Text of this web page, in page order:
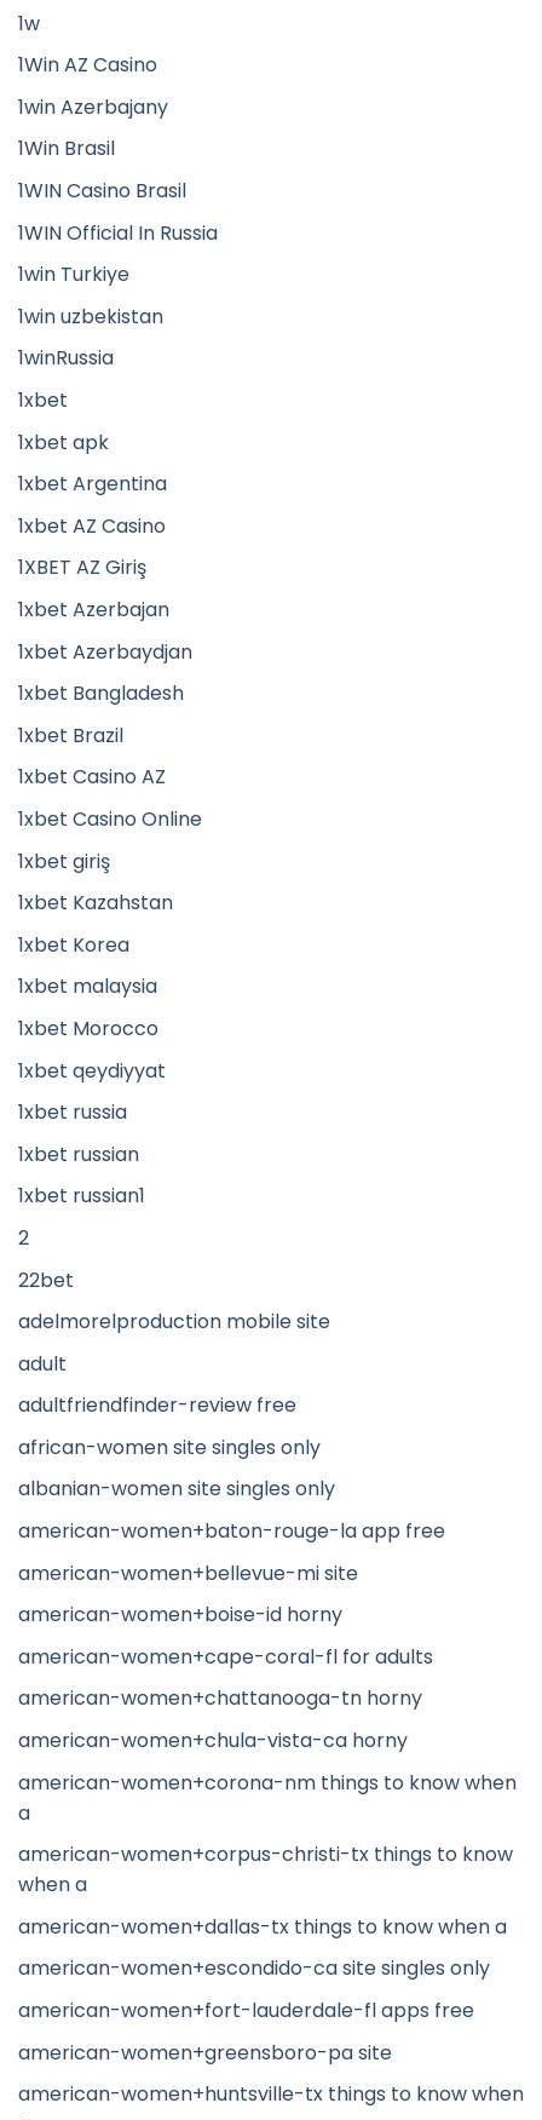
1w
1Win AZ Casino
1win Azerbajany
1Win Brasil
1WIN Casino Brasil
1WIN Official In Russia
1win Turkiye
1win uzbekistan
1winRussia
1xbet
1xbet apk
1xbet Argentina
1xbet AZ Casino
1XBET AZ Giriş
1xbet Azerbajan
1xbet Azerbaydjan
1xbet Bangladesh
1xbet Brazil
1xbet Casino AZ
1xbet Casino Online
1xbet giriş
1xbet Kazahstan
1xbet Korea
1xbet malaysia
1xbet Morocco
1xbet qeydiyyat
1xbet russia
1xbet russian
1xbet russian1
2
22bet
adelmorelproduction mobile site
adult
adultfriendfinder-review free
african-women site singles only
albanian-women site singles only
american-women+baton-rouge-la app free
american-women+bellevue-mi site
american-women+boise-id horny
american-women+cape-coral-fl for adults
american-women+chattanooga-tn horny
american-women+chula-vista-ca horny
american-women+corona-nm things to know when
a
american-women+corpus-christi-tx things to know
when a
american-women+dallas-tx things to know when a
american-women+escondido-ca site singles only
american-women+fort-lauderdale-fl apps free
american-women+greensboro-pa site
american-women+huntsville-tx things to know when